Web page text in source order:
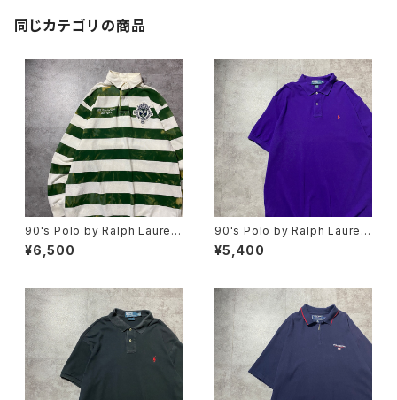
同じカテゴリの商品
90's Polo by Ralph Lauren
ポロバイラルフローレン 刺繍×
ワッペン ボーダー ラガーシ
¥6,500
90's Polo by Ralph Lauren
ポロバイラルフローレン 刺繍
ワンポイント ポニー パープ
¥5,400